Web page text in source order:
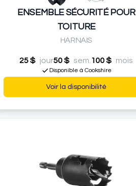
ENSEMBLE SÉCURITÉ POUR
TOITURE
HARNAIS
25 $ jour50 $ sem. 100 $ mois
Disponible à Cookshire
Voir la disponibilité